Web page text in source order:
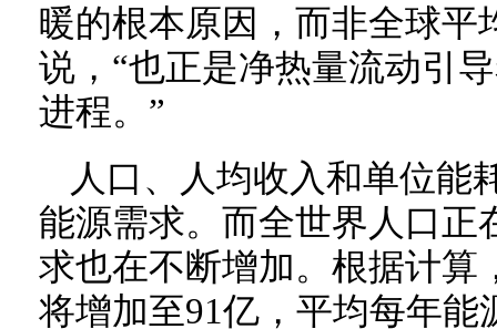
暖的根本原因，而非全球平
说，“也正是净热量流动引
进程。”
人口、人均收入和单位能
能源需求。而全世界人口正
求也在不断增加。根据计算
将增加至91亿，平均每年能